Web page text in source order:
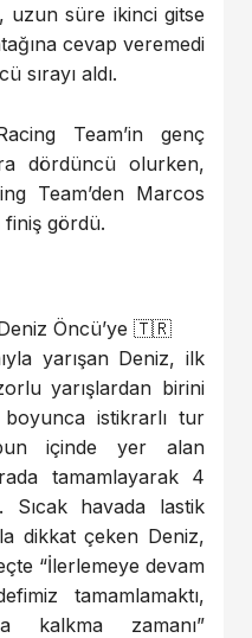
uzun süre ikinci gitse
cevap veremedi
sırayı aldı.
Team’in genç
dördüncü olurken,
Team’den Marcos
finiş gördü.
Öncü’ye 🇹🇷
yarışan Deniz, ilk
yarışlardan birini
boyunca istikrarlı tur
içinde yer alan
tamamlayarak 4
Sıcak havada lastik
dikkat çeken Deniz,
“İlerlemeye devam
tamamlamaktı,
kalkma zamanı”